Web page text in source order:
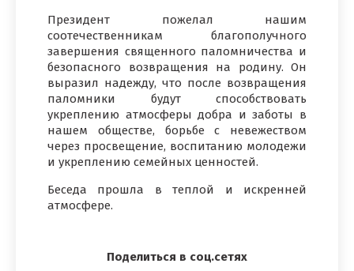
Президент пожелал нашим
соотечественникам благополучного
завершения священного паломничества и
безопасного возвращения на родину. Он
выразил надежду, что после возвращения
паломники будут способствовать
укреплению атмосферы добра и заботы в
нашем обществе, борьбе с невежеством
через просвещение, воспитанию молодежи
и укреплению семейных ценностей.
Беседа прошла в теплой и искренней
атмосфере.
Поделиться в соц.сетях